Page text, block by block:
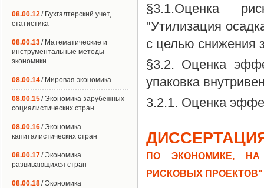
§3.1.Оценка
"Утилизация
с целью снижения
§3.2. Оценка
упаковка
3.2.1. Оценка
ПО ЭКОНОМИКЕ, НА
РИСКОВЫХ ПРОЕКТОВ"
08.00.12/ Бухгалтерский учет,
статистика
08.00.13/ Математические и
инструментальные методы
экономики
08.00.14/ Мировая экономика
08.00.15/ Экономика зарубежных
социалистических стран
08.00.16/ Экономика
капиталистических стран
08.00.17/ Экономика
развивающихся стран
08.00.18/ Экономика